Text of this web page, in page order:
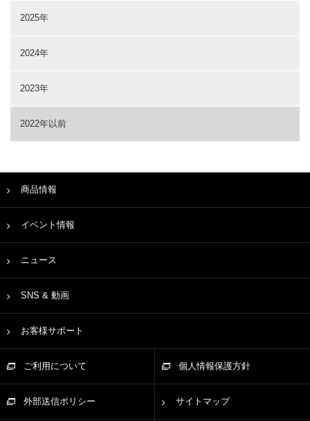
2025年
2024年
2023年
2022年以前
商品情報
イベント情報
ニュース
SNS & 動画
お客様サポート
ご利用について 個人情報保護方針
外部送信ポリシー サイトマップ